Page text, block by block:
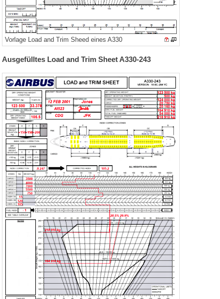
Vorlage Load and Trim Sheed eines A330
Ausgefülltes Load and Trim Sheet A330-243